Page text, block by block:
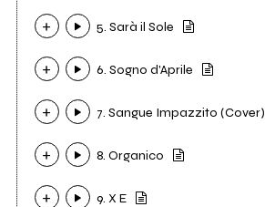
5. Sarà il Sole
6. Sogno d'Aprile
7. Sangue Impazzito (Cover)
8. Organico
9. X E